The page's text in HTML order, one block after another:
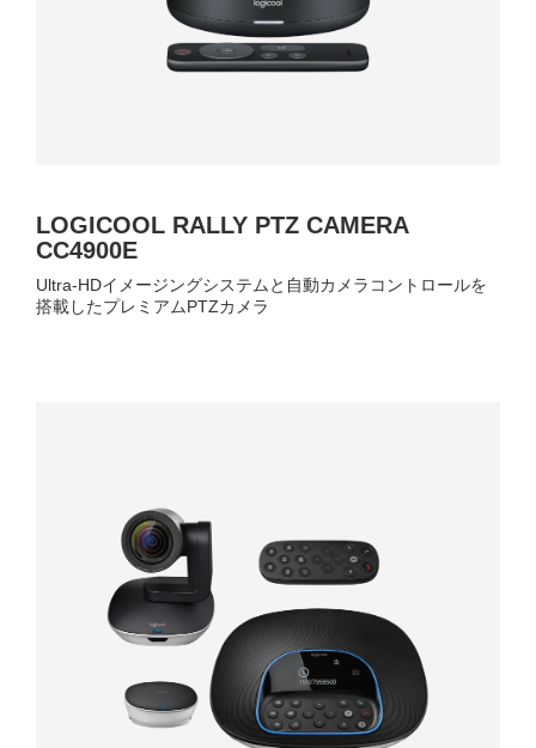
LOGICOOL RALLY PTZ CAMERA
CC4900E
Ultra-HDイメージングシステムと自動カメラコントロールを
搭載したプレミアムPTZカメラ